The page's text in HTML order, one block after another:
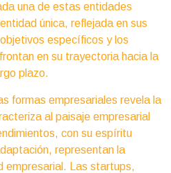
una de estas entidades
única, reflejada en sus
específicos y los
en su trayectoria hacia la
plazo.
formas empresariales revela la
al paisaje empresarial
con su espíritu
representan la
empresarial. Las startups,